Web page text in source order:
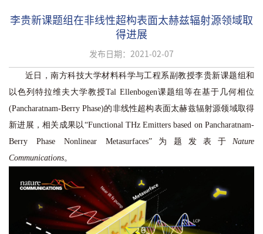
李贵新课题组在非线性超构表面太赫兹辐射源领域取
得进展
发布日期：2021-02-07
近日，南方科技大学材料科学与工程系副教授李贵新课题组和
以色列特拉维夫大学教授Tal Ellenbogen课题组等在基于几何相位
(Pancharatnam-Berry Phase)的非线性超构表面太赫兹辐射源领域取得
新进展，相关成果以“Functional THz Emitters based on Pancharatnam-
Berry Phase Nonlinear Metasurfaces”为题发表于 Nature
Communications。